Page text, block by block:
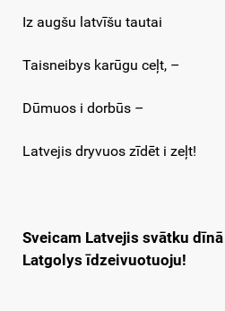
Iz augšu latvīšu tautai
Taisneibys karūgu ceļt, –
Dūmuos i dorbūs –
Latvejis dryvuos zīdēt i zeļt!
Sveicam Latvejis svātku
Latgolys īdzeivuotuoju!